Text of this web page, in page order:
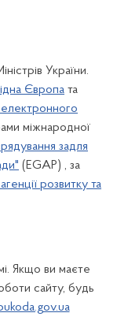
України.
Європа та
міжнародної
задля
(EGAP) , за
розвитку та
Якщо ви маєте
сайту, будь